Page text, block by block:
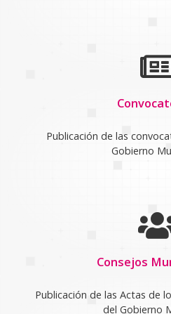
Publicación de las
Gobierno
Consejos
Publicación de las Actas de
del Gobierno